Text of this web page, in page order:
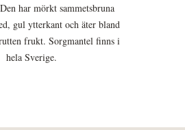
har mörkt sammetsbruna
gul ytterkant och äter bland
frukt. Sorgmantel finns i
hela Sverige.